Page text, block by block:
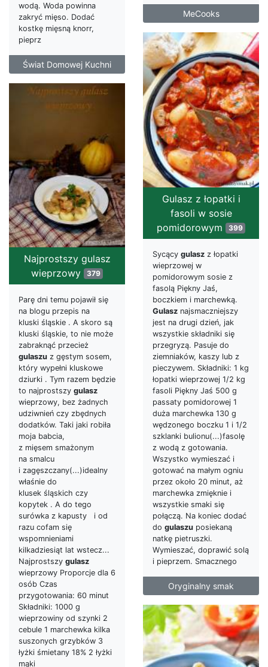
MeCooks
wodą. Woda powinna
zakryć mięso. Dodać
kostkę mięsną knorr,
pieprz
Świat Domowej Kuchni
Gulasz z łopatki i
fasoli w sosie
pomidorowym
399
Sycący gulasz z łopatki
wieprzowej w
pomidorowym sosie z
fasolą Piękny Jaś,
boczkiem i marchewką.
Gulasz najsmaczniejszy
jest na drugi dzień, jak
wszystkie składniki się
przegryzą. Pasuje do
ziemniaków, kaszy lub z
pieczywem. Składniki: 1 kg
łopatki wieprzowej 1/2 kg
fasoli Piękny Jaś 500 g
passaty pomidorowej 1
duża marchewka 130 g
wędzonego boczku 1 i 1/2
szklanki bulionu(...)fasolę
z wodą z gotowania.
Wszystko wymieszać i
gotować na małym ogniu
przez około 20 minut, aż
marchewka zmięknie i
wszystkie smaki się
połączą. Na koniec dodać
do gulaszu posiekaną
natkę pietruszki.
Wymieszać, doprawić solą
i pieprzem. Smacznego
Oryginalny smak
Najprostszy gulasz
wieprzowy
379
Parę dni temu pojawił się
na blogu przepis na
kluski śląskie . A skoro są
kluski śląskie, to nie może
zabraknąć przecież
gulaszu z gęstym sosem,
który wypełni kluskowe
dziurki . Tym razem będzie
to najprostszy gulasz
wieprzowy, bez żadnych
udziwnień czy zbędnych
dodatków. Taki jaki robiła
moja babcia,
z mięsem smażonym
na smalcu
i zagęszczany(...)idealny
właśnie do
klusek śląskich czy
kopytek . A do tego
surówka z kapusty i od
razu cofam się
wspomnieniami
kilkadziesiąt lat wstecz...
Najprostszy gulasz
wieprzowy Proporcje dla 6
osób Czas
przygotowania: 60 minut
Składniki: 1000 g
wieprzowiny od szynki 2
cebule 1 marchewka kilka
suszonych grzybków 3
łyżki śmietany 18% 2 łyżki
mąki